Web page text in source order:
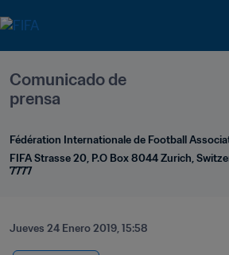
Comunicado de
prensa
Fédération Internationale de Football
FIFA Strasse 20, P.O Box 8044 Zurich,
7777
Jueves 24 Enero 2019, 15:58